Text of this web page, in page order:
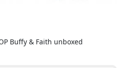
Buffy & Faith unboxed